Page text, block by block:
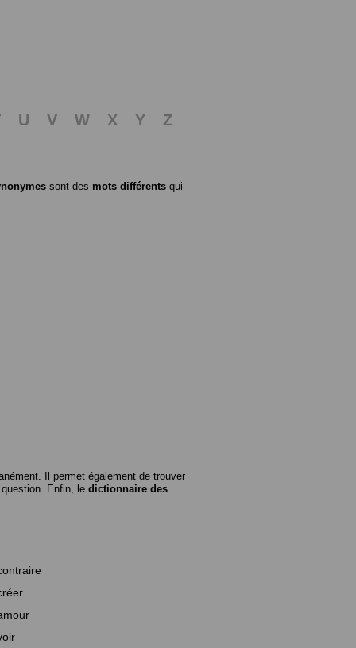
U V W X Y Z
sont des mots différents qui
Il permet également de trouver
Enfin, le dictionnaire des